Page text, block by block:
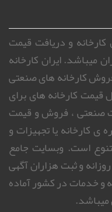
کارخانه و دریافت قیمت
میباشد. ایران کارخانه
فروش کارخانه های صنعتی
قیمت کارخانه های برای
صنعتی ، فروش و قیمت
ی کارخانه یا تجهیزات و
است. وبسایت جامع
بیش از ۳۰۰۰ بازدید روزانه و ثبت هزاران آگهی
و خدمات در کشور آماده